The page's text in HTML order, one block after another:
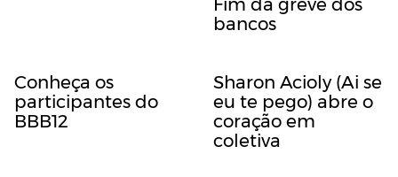
Fim da greve dos
bancos
Conheça os
participantes do
BBB12
Sharon Acioly (Ai se
eu te pego) abre o
coração em
coletiva